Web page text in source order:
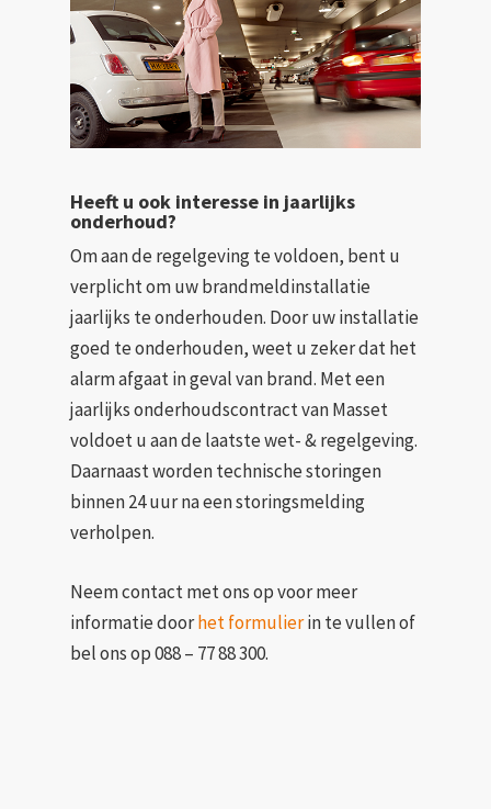
Heeft u ook interesse in jaarlijks
onderhoud?
Om aan de regelgeving te voldoen, bent u
verplicht om uw brandmeldinstallatie
jaarlijks te onderhouden. Door uw installatie
goed te onderhouden, weet u zeker dat het
alarm afgaat in geval van brand. Met een
jaarlijks onderhoudscontract van Masset
voldoet u aan de laatste wet- & regelgeving.
Daarnaast worden technische storingen
binnen 24 uur na een storingsmelding
verholpen.
Neem contact met ons op voor meer
informatie doorhet formulierin te vullen of
bel ons op 088 – 77 88 300.